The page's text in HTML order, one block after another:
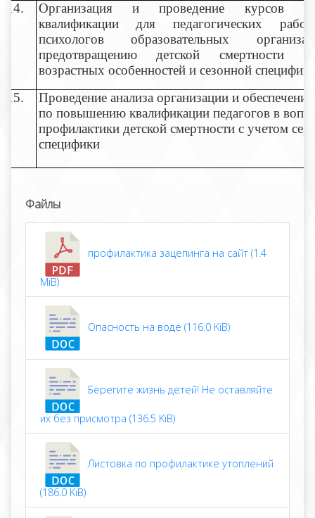
14.
Организация и проведение курсов
квалификации для педагогических
психологов образовательных
предотвращению детской смертности
возрастных особенностей и сезонной
15.
Проведение анализа организации и
по повышению квалификации педагогов в
профилактики детской смертности с учетом
специфики
Файлы
профилактика зацепинга на сайт (1.4
MiB)
Опасность на воде (116.0 KiB)
Берегите жизнь детей! Не оставляйте
их без присмотра (136.5 KiB)
Листовка по профилактике утоплений
(186.0 KiB)